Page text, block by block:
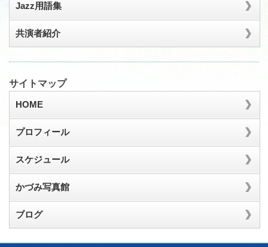
Jazz用語集
共演者紹介
サイトマップ
HOME
プロフィール
スケジュール
かづみ写真館
ブログ